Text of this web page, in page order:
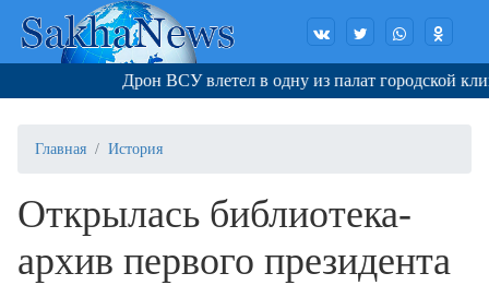
Дрон ВСУ влетел в одну из палат городской
Главная История
Открылась библиотека-
архив первого президента